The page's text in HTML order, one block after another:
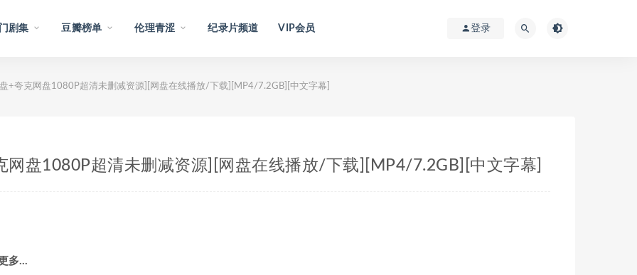
剧集 豆瓣榜单 伦理青涩 纪录片频道 VIP会员 登录
+夸克网盘1080P超清未删减资源][网盘在线播放/下载][MP4/7.2GB][中文字幕]
网盘1080P超清未删减资源][网盘在线播放/下载][MP4/7.2GB][中文字幕]
多…